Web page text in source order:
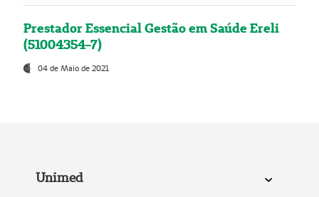
Prestador Essencial Gestão em Saúde Ereli
(51004354-7)
04 de Maio de 2021
Unimed